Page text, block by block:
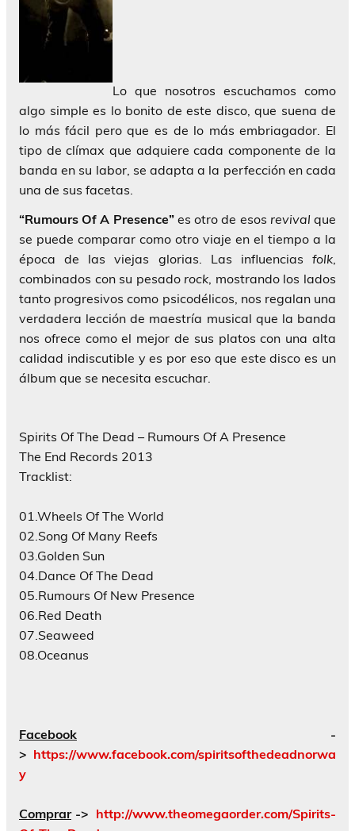
Lo que nosotros escuchamos como
algo simple es lo bonito de este disco, que suena de
lo más fácil pero que es de lo más embriagador. El
tipo de clímax que adquiere cada componente de la
banda en su labor, se adapta a la perfección en cada
una de sus facetas.
“Rumours Of A Presence”es otro de esos revivalque
se puede comparar como otro viaje en el tiempo a la
época de las viejas glorias. Las influencias folk,
combinados con su pesado rock, mostrando los lados
tanto progresivos como psicodélicos, nos regalan una
verdadera lección de maestría musical que la banda
nos ofrece como el mejor de sus platos con una alta
calidad indiscutible y es por eso que este disco es un
álbum que se necesita escuchar.
Spirits Of The Dead – Rumours Of A Presence
The End Records 2013
Tracklist:
01.Wheels Of The World
02.Song Of Many Reefs
03.Golden Sun
04.Dance Of The Dead
05.Rumours Of New Presence
06.Red Death
07.Seaweed
08.Oceanus
Facebook -
> https://www.facebook.com/spiritsofthedeadnorwa
y
Comprar-> http://www.theomegaorder.com/Spirits-